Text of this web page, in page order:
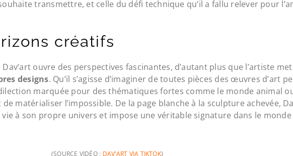
transmettre, et celle du défi technique qu’il a fallu relever pour
créatifs
ouvre des perspectives fascinantes, d’autant plus que l’artiste
designs. Qu’il s’agisse d’imaginer de toutes pièces des œuvres d’art
marquée pour des thématiques fortes comme le monde animal
matérialiser l’impossible. De la page blanche à la sculpture achevée,
à son propre univers et impose une véritable signature dans le monde
(SOURCE VIDÉO : DAV’ART VIA TIKTOK)